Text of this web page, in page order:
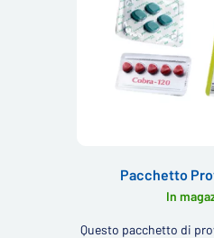
Pacchetto
In
Questo pacchetto di